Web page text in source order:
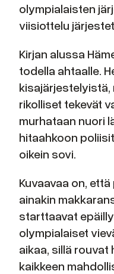
olympialaisten
viisiottelu
Kirjan alussa
todella ahtaalle.
kisajärjestelyistä,
rikolliset tekevät
murhataan nuori
hitaahkoon
oikein sovi.
Kuvaavaa on,
ainakin
starttaavat
olympialaiset
aikaa, sillä rouvat
kaikkeen